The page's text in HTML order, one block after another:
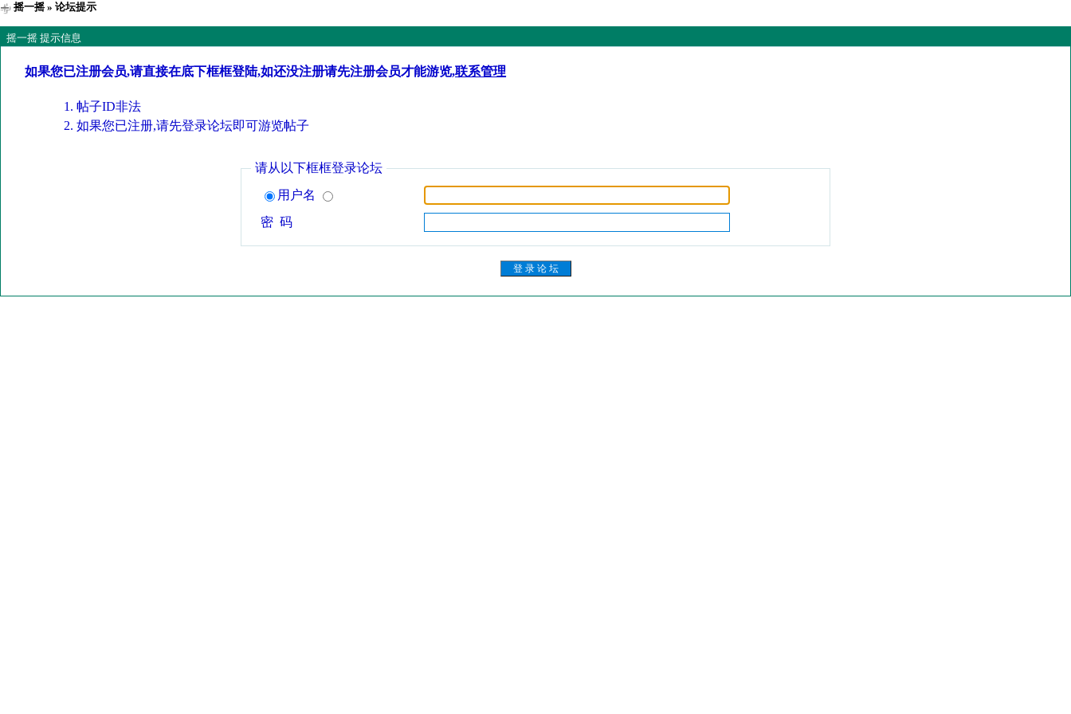
摇一摇» 论坛提示
摇一摇 提示信息
如果您已注册会员,请直接在底下框框登陆,如还没注册请先注册会员才能游览,联系管理
帖子ID非法
如果您已注册,请先登录论坛即可游览帖子
请从以下框框登录论坛
用户名
密 码